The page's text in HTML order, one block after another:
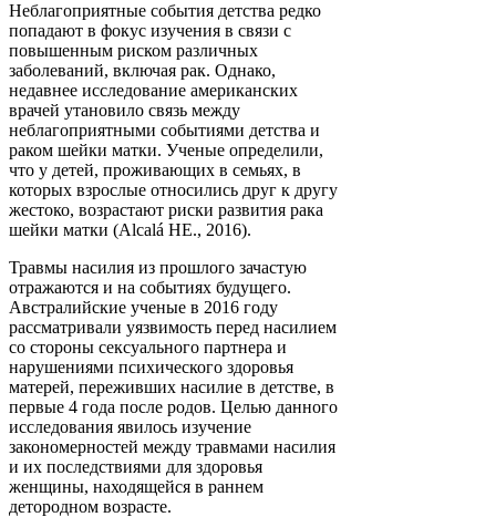
Неблагоприятные события детства редко
попадают в фокус изучения в связи с
повышенным риском различных
заболеваний, включая рак. Однако,
недавнее исследование американских
врачей утановило связь между
неблагоприятными событиями детства и
раком шейки матки. Ученые определили,
что у детей, проживающих в семьях, в
которых взрослые относились друг к другу
жестоко, возрастают риски развития рака
шейки матки (Alcalá HE., 2016).
Травмы насилия из прошлого зачастую
отражаются и на событиях будущего.
Австралийские ученые в 2016 году
рассматривали уязвимость перед насилием
со стороны сексуального партнера и
нарушениями психического здоровья
матерей, переживших насилие в детстве, в
первые 4 года после родов. Целью данного
исследования явилось изучение
закономерностей между травмами насилия
и их последствиями для здоровья
женщины, находящейся в раннем
детородном возрасте.